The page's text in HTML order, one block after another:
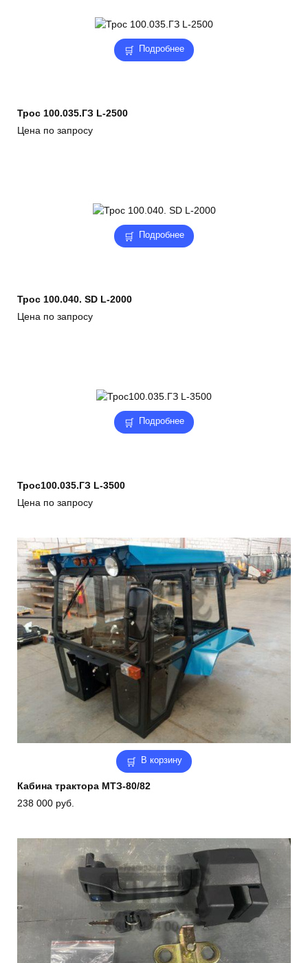
Подробнее
Трос 100.035.ГЗ L-2500
Цена по запросу
Подробнее
Трос 100.040. SD L-2000
Цена по запросу
Подробнее
Трос100.035.ГЗ L-3500
Цена по запросу
В корзину
Кабина трактора МТЗ-80/82
238 000 руб.